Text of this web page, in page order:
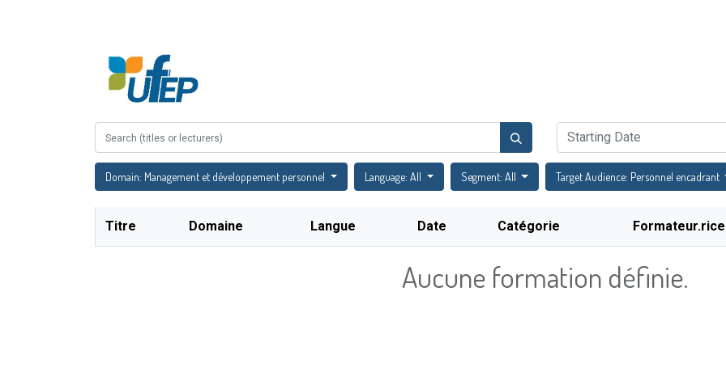
Domain: Management et développement personnel Language: All Segment: All Target Audience: Personnel encadrant
Titre Domaine Langue Date Catégorie
Aucune formation définie.